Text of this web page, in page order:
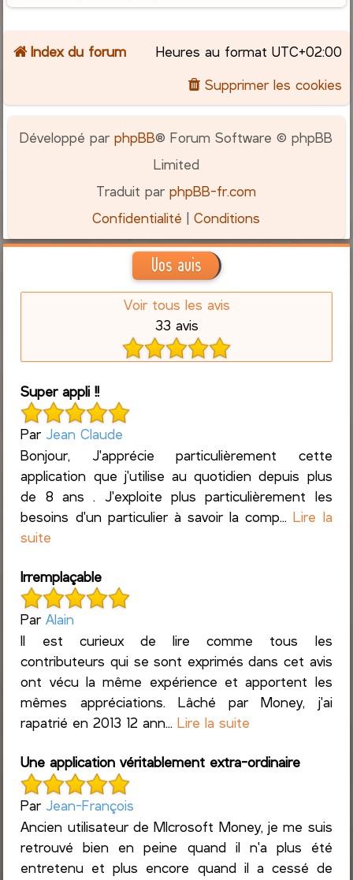
Index du forum Heures au format UTC+02:00
Supprimer les cookies
Développé parphpBB® Forum Software © phpBB
Limited
Traduit parphpBB-fr.com
Confidentialité |Conditions
Vos avis
Voir tous les avis
33 avis
Super appli !!
Par Jean Claude
Bonjour, J'apprécie particulièrement cette
application que j'utilise au quotidien depuis plus
de 8 ans . J'exploite plus particulièrement les
besoins d'un particulier à savoir la comp...Lire la
suite
Irremplaçable
ParAlain
Il est curieux de lire comme tous les
contributeurs qui se sont exprimés dans cet avis
ont vécu la même expérience et apportent les
mêmes appréciations. Lâché par Money, j'ai
rapatrié en 2013 12 ann...Lire la suite
Une application véritablement extra-ordinaire
Par Jean-François
Ancien utilisateur de MIcrosoft Money, je me suis
retrouvé bien en peine quand il n'a plus été
entretenu et plus encore quand il a cessé de